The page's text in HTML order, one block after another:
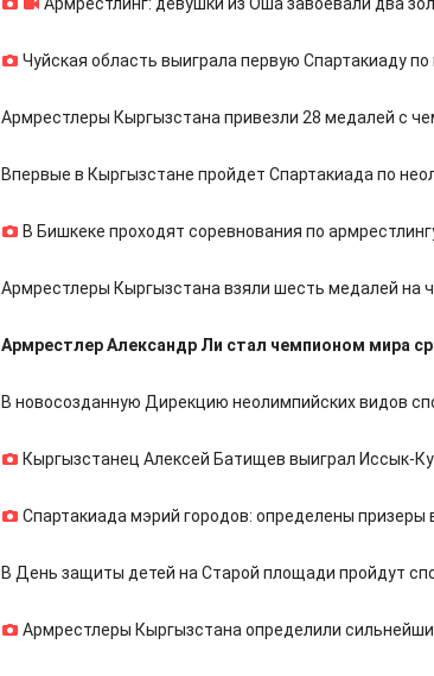
Чуйская область выиграла первую Спартакиаду
Армрестлеры Кыргызстана привезли 28 медалей с
Впервые в Кыргызстане пройдет Спартакиада по
В Бишкеке проходят соревнования по
Армрестлеры Кыргызстана взяли шесть медалей на
Армрестлер Александр Ли стал чемпионом мира
В новосозданную Дирекцию неолимпийских видов
Кыргызстанец Алексей Батищев выиграл Иссык-
Спартакиада мэрий городов: определены призеры
В День защиты детей на Старой площади пройдут
Армрестлеры Кыргызстана определили